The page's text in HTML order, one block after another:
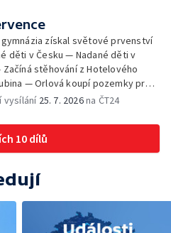
získal světové prvenství
děti v Česku — Nadané děti v
stěhování z Hotelového
— Orlová koupí pozemky pro
— Tatra Trucks na čínském
— Obnova zeleně v
sadech — Přehled sociálních
Dobrovolný vojenský výcvik
vysílání 25. 7. 2026na ČT24
10 dílů